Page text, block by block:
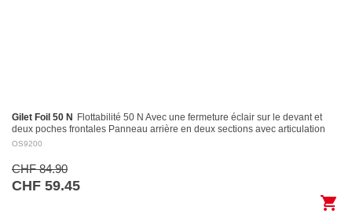
Gilet Foil 50 N
Flottabilité 50 N Avec une fermeture éclair sur le devant et
deux poches frontales Panneau arrière en deux sections avec articulation
pour des…
OS9200
CHF 84.90
CHF 59.45
shopping_cart